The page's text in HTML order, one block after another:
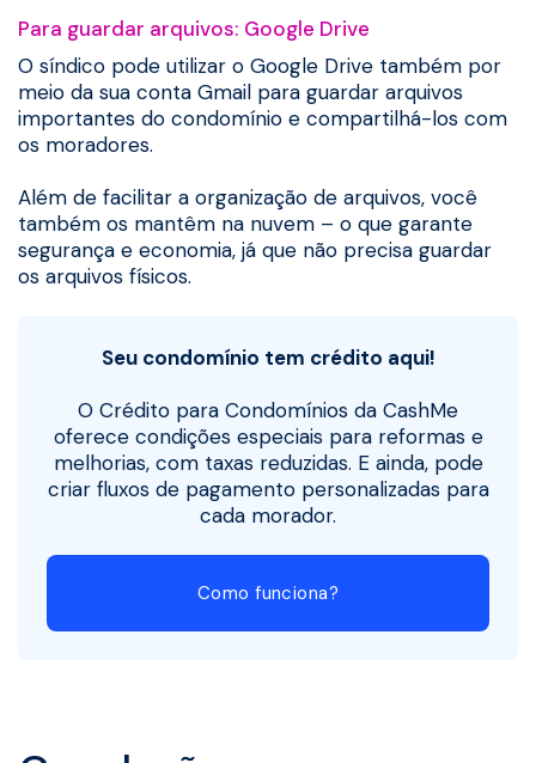
Para guardar arquivos: Google Drive
O síndico pode utilizar o Google Drive também por
meio da sua conta Gmail para guardar arquivos
importantes do condomínio e compartilhá-los com
os moradores.
Além de facilitar a organização de arquivos, você
também os mantêm na nuvem – o que garante
segurança e economia, já que não precisa guardar
os arquivos físicos.
Seu condomínio tem crédito aqui!
O Crédito para Condomínios da CashMe
oferece condições especiais para reformas e
melhorias, com taxas reduzidas. E ainda, pode
criar fluxos de pagamento personalizadas para
cada morador.
Como funciona?